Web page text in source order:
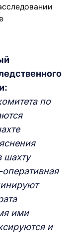
по
шахту
ими
и